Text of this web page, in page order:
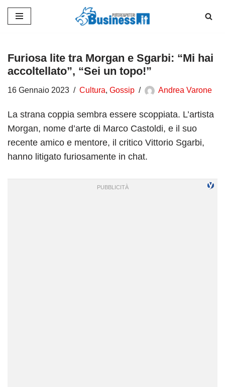
contenuto
Furiosa lite tra Morgan e Sgarbi: “Mi hai
accoltellato”, “Sei un topo!”
16 Gennaio 2023 Cultura, Gossip Andrea Varone
La strana coppia sembra essere scoppiata. L’artista
Morgan, nome d’arte di Marco Castoldi, e il suo
recente amico e mentore, il critico Vittorio Sgarbi,
hanno litigato furiosamente in chat.